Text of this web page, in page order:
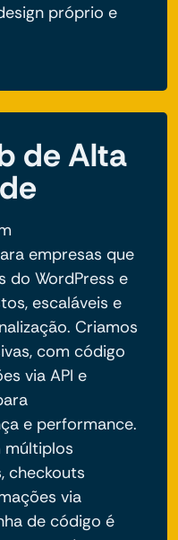
próprio e
de Alta
empresas que
do WordPress e
escaláveis e
Criamos
com código
via API e
e performance.
múltiplos
checkouts
via
de código é